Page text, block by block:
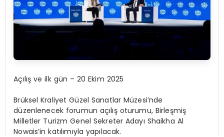
Açılış ve ilk gün – 20 Ekim 2025
Brüksel Kraliyet Güzel Sanatlar Müzesi’nde
düzenlenecek forumun açılış oturumu, Birleşmiş
Milletler Turizm Genel Sekreter Adayı Shaikha Al
Nowais’in katılımıyla yapılacak.